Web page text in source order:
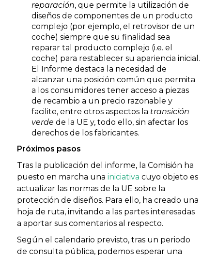
reparación, que permite la utilización de
diseños de componentes de un producto
complejo (por ejemplo, el retrovisor de un
coche) siempre que su finalidad sea
reparar tal producto complejo (i.e. el
coche) para restablecer su apariencia inicial.
El Informe destaca la necesidad de
alcanzar una posición común que permita
a los consumidores tener acceso a piezas
de recambio a un precio razonable y
facilite, entre otros aspectos la transición
verde de la UE y, todo ello, sin afectar los
derechos de los fabricantes.
Próximos pasos
Tras la publicación del informe, la Comisión ha
puesto en marcha una iniciativa cuyo objeto es
actualizar las normas de la UE sobre la
protección de diseños. Para ello, ha creado una
hoja de ruta, invitando a las partes interesadas
a aportar sus comentarios al respecto.
Según el calendario previsto, tras un periodo
de consulta pública, podemos esperar una